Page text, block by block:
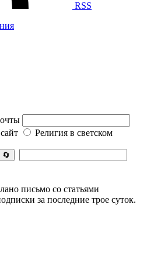
RSS
Религия в светском
🔄
письмо со статьями
за последние трое суток.